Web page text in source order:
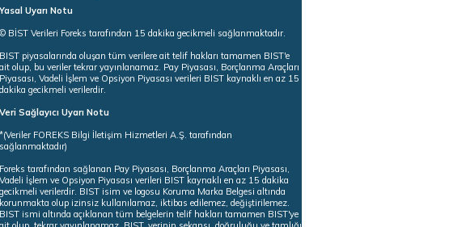
Yasal Uyarı Notu
© BİST Verileri Foreks tarafından 15 dakika gecikmeli sağlanmaktadır.
BIST piyasalarında oluşan tüm verilere ait telif hakları tamamen BIST'e
ait olup, bu veriler tekrar yayınlanamaz. Pay Piyasası, Borçlanma Araçları
Piyasası, Vadeli İşlem ve Opsiyon Piyasası verileri BIST kaynaklı en az 15
dakika gecikmeli verilerdir.
Veri Sağlayıcı Uyarı Notu
*(Veriler FOREKS Bilgi İletişim Hizmetleri A.Ş. tarafından
sağlanmaktadır)
Foreks tarafından sağlanan Pay Piyasası, Borçlanma Araçları Piyasası,
Vadeli İşlem ve Opsiyon Piyasası verileri BIST kaynaklı en az 15 dakika
gecikmeli verilerdir. BIST isim ve logosu Koruma Marka Belgesi altında
korunmakta olup izinsiz kullanılamaz, iktibas edilemez, değiştirilemez.
BIST ismi altında açıklanan tüm belgelerin telif hakları tamamen BIST'ye